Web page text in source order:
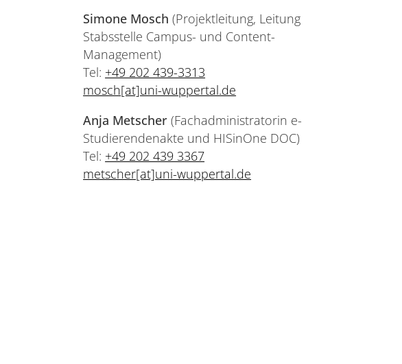
Simone Mosch (Projektleitung, Leitung
Stabsstelle Campus- und Content-
Management)
Tel: +49 202 439-3313
mosch[at]uni-wuppertal.de
Anja Metscher (Fachadministratorin e-
Studierendenakte und HISinOne DOC)
Tel: +49 202 439 3367
metscher[at]uni-wuppertal.de